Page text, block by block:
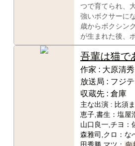
つで育てられ、
強いボクサーに
歳からボクシン
が生まれた後、
吾輩は猫で
作家 : 大原清秀
放送局 : フジ
収蔵先 : 倉庫
主な出演 : 比須
恵子,書生：塩屋
山口良一,チヨ：
森雅司,クロ：な